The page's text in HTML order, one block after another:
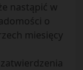
nastąpić w
o
miesięcy